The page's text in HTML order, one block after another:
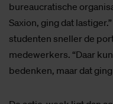
bureaucratische
Saxion, ging dat
studenten sneller de
medewerkers. “Daar
bedenken, maar dat